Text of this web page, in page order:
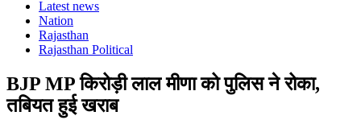
Latest news
Nation
Rajasthan
Rajasthan Political
BJP MP किरोड़ी लाल मीणा को पुलिस ने रोका,
तबियत हुई खराब